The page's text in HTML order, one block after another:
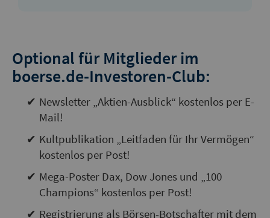
Optional für Mitglieder im
boerse.de-Investoren-Club:
Newsletter „Aktien-Ausblick“ kostenlos per E-
Mail!
Kultpublikation „Leitfaden für Ihr Vermögen“
kostenlos per Post!
Mega-Poster Dax, Dow Jones und „100
Champions“ kostenlos per Post!
Registrierung als Börsen-Botschafter mit dem